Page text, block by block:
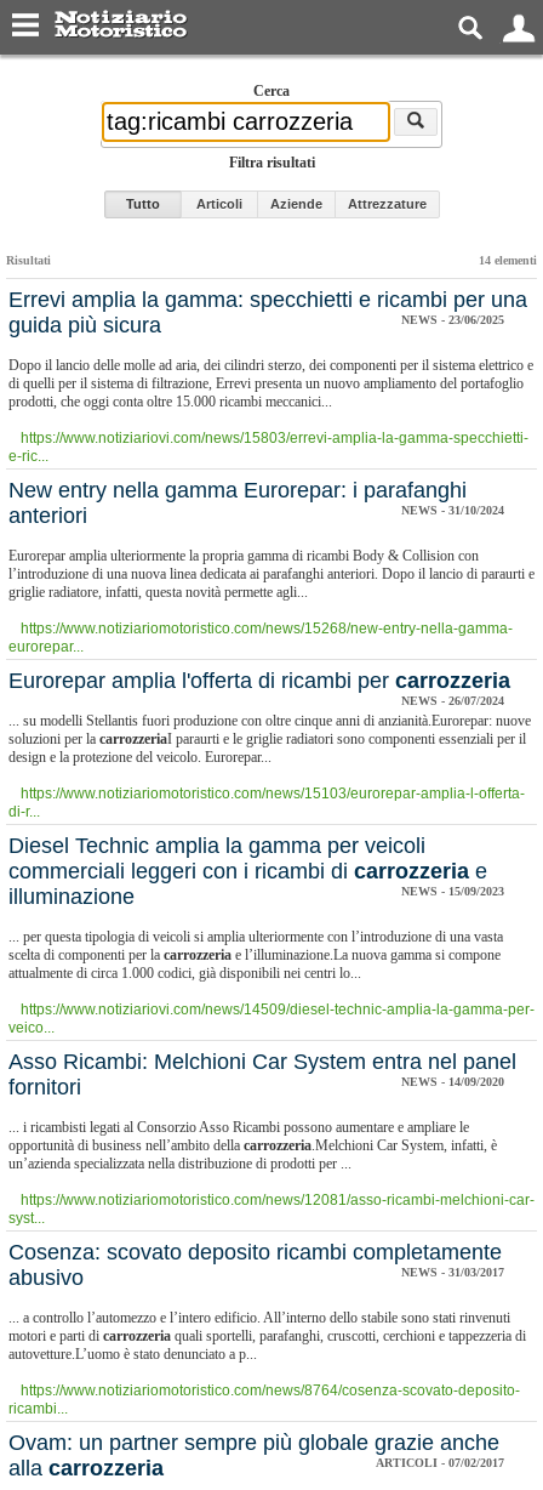
Cerca
Filtra risultati
Tutto Articoli Aziende Attrezzature
Risultati 14 elementi
Errevi amplia la gamma: specchietti e ricambi per una
guida più sicura
NEWS - 23/06/2025
Dopo il lancio delle molle ad aria, dei cilindri sterzo, dei componenti per il sistema elettrico e
di quelli per il sistema di filtrazione, Errevi presenta un nuovo ampliamento del portafoglio
prodotti, che oggi conta oltre 15.000 ricambi meccanici...
https://www.notiziariovi.com/news/15803/errevi-amplia-la-gamma-specchietti-
e-ric...
​New entry nella gamma Eurorepar: i parafanghi
anteriori
NEWS - 31/10/2024
Eurorepar amplia ulteriormente la propria gamma di ricambi Body & Collision con
l’introduzione di una nuova linea dedicata ai parafanghi anteriori. Dopo il lancio di paraurti e
griglie radiatore, infatti, questa novità permette agli...
https://www.notiziariomotoristico.com/news/15268/new-entry-nella-gamma-
eurorepar...
Eurorepar amplia l'offerta di ricambi per carrozzeria
NEWS - 26/07/2024
... su modelli Stellantis fuori produzione con oltre cinque anni di anzianità.Eurorepar: nuove
soluzioni per la carrozzeriaI paraurti e le griglie radiatori sono componenti essenziali per il
design e la protezione del veicolo. Eurorepar...
https://www.notiziariomotoristico.com/news/15103/eurorepar-amplia-l-offerta-
di-r...
Diesel Technic amplia la gamma per veicoli
commerciali leggeri con i ricambi di carrozzeria e
illuminazione
NEWS - 15/09/2023
... per questa tipologia di veicoli si amplia ulteriormente con l’introduzione di una vasta
scelta di componenti per la carrozzeria e l’illuminazione.La nuova gamma si compone
attualmente di circa 1.000 codici, già disponibili nei centri lo...
https://www.notiziariovi.com/news/14509/diesel-technic-amplia-la-gamma-per-
veico...
Asso Ricambi: Melchioni Car System entra nel panel
fornitori
NEWS - 14/09/2020
... i ricambisti legati al Consorzio Asso Ricambi possono aumentare e ampliare le
opportunità di business nell’ambito della carrozzeria.Melchioni Car System, infatti, è
un’azienda specializzata nella distribuzione di prodotti per ...
https://www.notiziariomotoristico.com/news/12081/asso-ricambi-melchioni-car-
syst...
Cosenza: scovato deposito ricambi completamente
abusivo
NEWS - 31/03/2017
... a controllo l’automezzo e l’intero edificio. All’interno dello stabile sono stati rinvenuti
motori e parti di carrozzeria quali sportelli, parafanghi, cruscotti, cerchioni e tappezzeria di
autovetture.L’uomo è stato denunciato a p...
https://www.notiziariomotoristico.com/news/8764/cosenza-scovato-deposito-
ricambi...
Ovam: un partner sempre più globale grazie anche
alla carrozzeria ARTICOLI - 07/02/2017